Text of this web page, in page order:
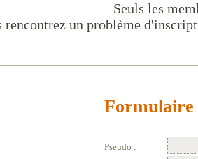
Seuls les
rencontrez un problème
Pseudo :